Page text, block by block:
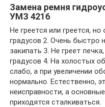
Замена ремня
УМЗ 4216
Не греется или греется,
градусов 2. Очень быстро
закипать 3. Не греет
градусов 4. На холостых
слабо, а при увеличении
нормально. Естественно,
неисправности, а
приходятся сталкиваться.